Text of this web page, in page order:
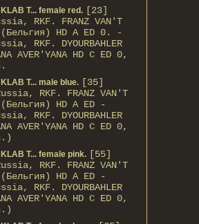
T... female red. [23]
RKF. FRANZ VAN'T
(Бельгия) HD А ED 0. -
RKF. DYOURBAHLER
AVER'YANA HD С ED 0,
T... male blue. [35]
RKF. FRANZ VAN'T
(Бельгия) HD А ED -
RKF. DYOURBAHLER
AVER'YANA HD С ED 0,
T... female pink. [55]
RKF. FRANZ VAN'T
(Бельгия) HD А ED -
RKF. DYOURBAHLER
AVER'YANA HD С ED 0,